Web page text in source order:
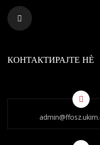
КОНТАКТИРАЈТЕ НÈ